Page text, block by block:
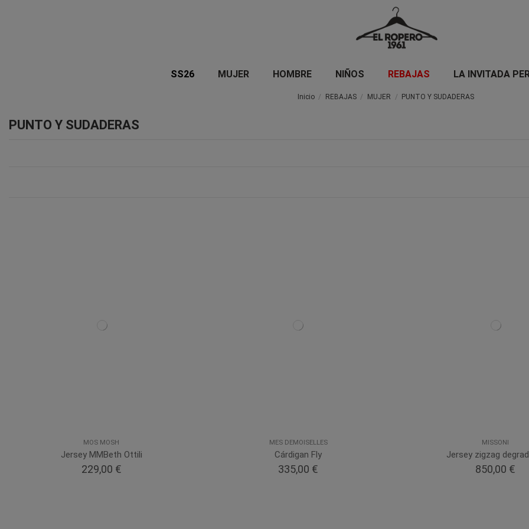
SS26 MUJER HOMBRE NIÑOS REBAJAS LA INVITADA
Inicio REBAJAS MUJER PUNTO Y SUDADERAS
PUNTO Y SUDADERAS
MOS MOSH
Jersey MMBeth Ottili
229,00 €
MES DEMOISELLES
Cárdigan Fly
335,00 €
MISSONI
Jersey zigzag
850,00 €